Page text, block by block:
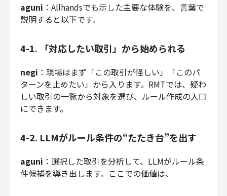
aguni ：Allhandsでも示した主要な体験を、言葉で
説明すると以下です。
4-1. 「対応したい取引」から始められる
negi ：現場はまず「この取引が怪しい」「このパ
ターンを止めたい」から入ります。RMTでは、疑わ
しい取引の一覧から対象を選び、ルール作成の入口
にできます。
4-2. LLMがルール条件の“たたき台”を出す
aguni ：選択した取引を分析して、LLMがルール条
件候補を導き出します。ここでの価値は、